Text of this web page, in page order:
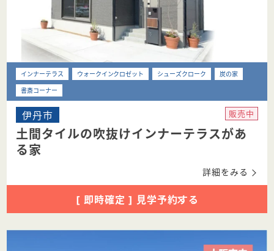
インナーテラス ウォークインクロゼット シューズクローク
炭の家
書斎コーナー
伊丹市 販売中
土間タイルの吹抜けインナーテラスがあ
る家
詳細をみる
[ 即時確定 ] 見学予約する